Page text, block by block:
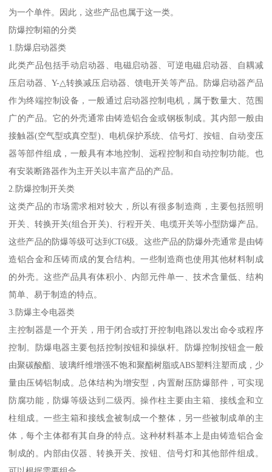
为一个单件。因此，这些产品也属于这一类。
防爆控制箱的分类
1.防爆启动器类
此类产品包括手动启动器、电磁启动器、可逆电磁启动器、自耦减
压启动器、Y-△转换减压启动器、馈电开关等产品。防爆启动器产品
作为终端控制设备，一般通过启动器控制电机，属于数量大、范围
广的产品。它的外壳通常由铸造铝合金或钢板制成。其内部一般由
接触器(空气型或真空型)、电机保护系统、信号灯、按钮、自动变压
器等部件组成，一般具有本地控制、远程控制和自动控制功能。也
有安装断路器作为主开关以丰富产品的产品。
2.防爆控制开关类
这类产品的市场需求相对较大，所以有很多制造商，主要包括照明
开关、转换开关(组合开关)、行程开关、电缆开关等小型防爆产品。
这些产品的防爆等级可达到CT6级。这些产品的防爆外壳通常是由铸
造铝合金和压铸而成的复合结构。一些制造商也使用其他材料制成
的外壳。这些产品具有体积小、内部元件单一、技术含量低、结构
简单、易于制造的特点。
3.防爆主令电器类
主控制器是一个开关，用于闭合或打开控制电路以发出命令或程序
控制。防爆电器主要包括控制按钮和操纵杆。防爆控制按钮盒一般
由聚碳酸酯、玻璃纤维增强不饱和聚酯树脂或ABS塑料注塑而成，少
量由压铸铝制成。总体结构为增安型，内置耐压防爆部件，可实现
防腐功能，防爆等级达到二级丙。操作柱主要由主箱、接线盒和立
柱组成。一些主箱和接线盒被制成一个整体，另一些被制成单的主
体，每个主体都有其自身的特点。这种材料基本上是由铸造铝合金
制成的。内部由仪器、转换开关、按钮、信号灯和其他部件组成。